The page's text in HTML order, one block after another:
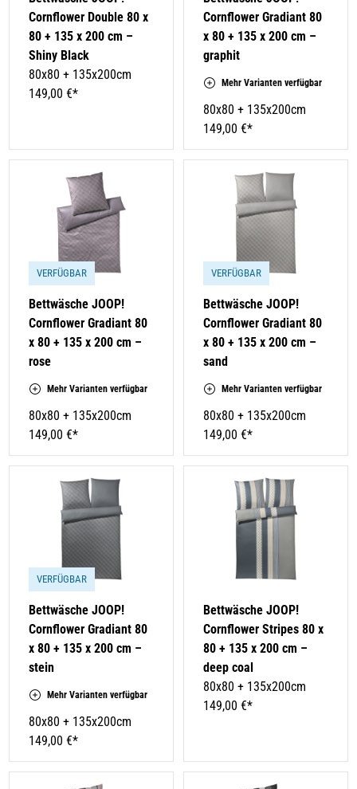
Cornflower Double 80 x
80 + 135 x 200 cm –
Shiny Black
80x80 + 135x200cm
149,00 €*
Cornflower Gradiant 80
x 80 + 135 x 200 cm –
graphit
Mehr Varianten verfügbar
80x80 + 135x200cm
149,00 €*
VERFÜGBAR
Bettwäsche JOOP!
Cornflower Gradiant 80
x 80 + 135 x 200 cm –
rose
Mehr Varianten verfügbar
80x80 + 135x200cm
149,00 €*
VERFÜGBAR
Bettwäsche JOOP!
Cornflower Gradiant 80
x 80 + 135 x 200 cm –
sand
Mehr Varianten verfügbar
80x80 + 135x200cm
149,00 €*
VERFÜGBAR
Bettwäsche JOOP!
Cornflower Gradiant 80
x 80 + 135 x 200 cm –
stein
Mehr Varianten verfügbar
80x80 + 135x200cm
149,00 €*
Bettwäsche JOOP!
Cornflower Stripes 80 x
80 + 135 x 200 cm –
deep coal
80x80 + 135x200cm
149,00 €*